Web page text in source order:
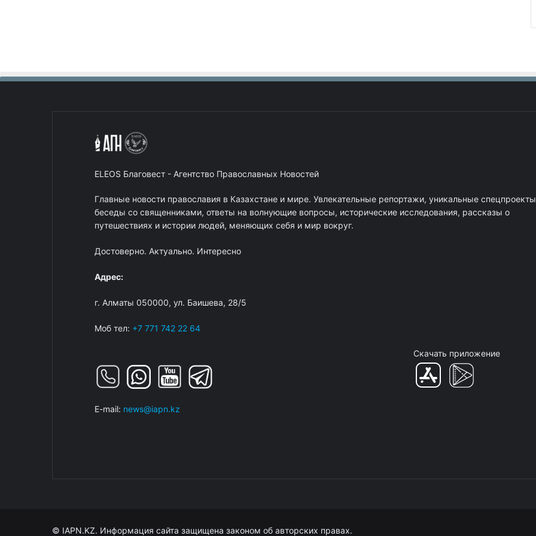
ELEOS Благовест - Агентство Православных Новостей
Главные новости православия в Казахстане и мире. Увлекательные репортажи, уникальные
беседы со священниками, ответы на волнующие вопросы, исторические исследования, рассказы о
путешествиях и истории людей, меняющих себя и мир вокруг.
Достоверно. Актуально. Интересно
Адрес:
г. Алматы 050000, ул. Баишева, 28/5
Моб тел: +7 771 742 22 64
Скачать приложение
E-mail: news@iapn.kz
© IAPN.KZ. Информация сайта защищена законом об авторских правах.